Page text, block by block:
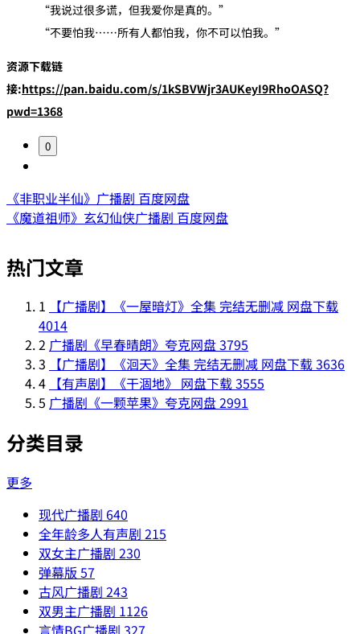
“我说过很多谎，但我爱你是真的。”
“不要怕我……所有人都怕我，你不可以怕我。”
资源下载链
接:https://pan.baidu.com/s/1kSBVWjr3AUKeyI9RhoOASQ?
pwd=1368
0
《非职业半仙》广播剧 百度网盘
《魔道祖师》玄幻仙侠广播剧 百度网盘
热门文章
1
【广播剧】《一屋暗灯》全集 完结无删减 网盘下载
4014
2 广播剧《早春晴朗》夸克网盘3795
3
【广播剧】《洄天》全集 完结无删减 网盘下载3636
4 【有声剧】《干涸地》 网盘下载3555
5 广播剧《一颗苹果》夸克网盘2991
分类目录
更多
现代广播剧 640
全年龄多人有声剧 215
双女主广播剧 230
弹幕版 57
古风广播剧 243
双男主广播剧 1126